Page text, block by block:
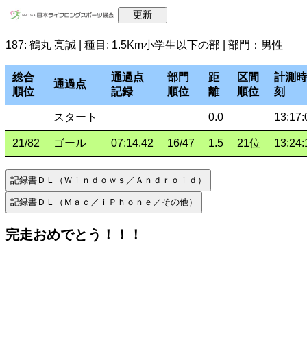
187: 鶴丸 亮誠 | 種目: 1.5Km小学生以下の部 | 部門：男性
総合
順位
通過点
通過点
記録
部門
順位
距
離
区間
順位
計測時
刻
スタート 0.0
21/82 ゴール 07:14.42 16/47 1.5 21位
完走おめでとう！！！